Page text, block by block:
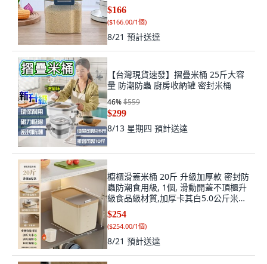
$166
($166.00/1個)
8/21 預計送達
【台灣現貨速發】摺疊米桶 25斤大容
量 防潮防蟲 廚房收納罐 密封米桶
46%$559
$299
8/13 星期四 預計送達
櫥櫃滑蓋米桶 20斤 升級加厚款 密封防
蟲防潮食用級, 1個, 滑動開蓋不頂櫃升
級食品級材質,加厚卡其白5.0公斤米杯,
卡其白
$254
($254.00/1個)
8/21 預計送達